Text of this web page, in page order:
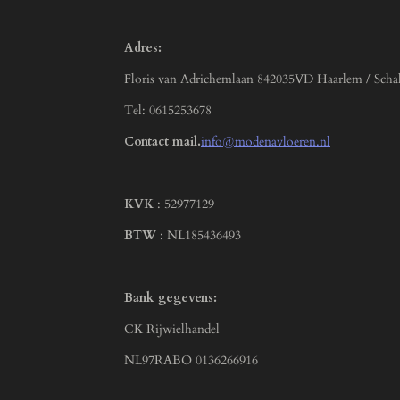
Adres:
Floris van Adrichemlaan 842035VD Haarlem /
Tel: 0615253678
Contact mail.info@modenavloeren.nl
KVK : 52977129
BTW : NL185436493
Bank gegevens:
CK Rijwielhandel
NL97RABO 0136266916